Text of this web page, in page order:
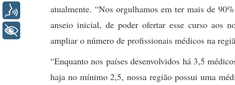
atualmente. “Nos orgulhamos em ter mais de
anseio inicial, de poder ofertar esse curso aos
ampliar o número de profissionais médicos na
“Enquanto nos países desenvolvidos há 3,5
haja no mínimo 2,5, nossa região possui uma
+ Acessibilidade